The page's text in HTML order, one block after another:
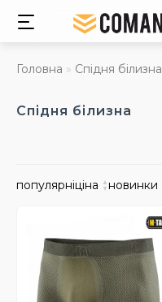
Головна Спідня білизна
Спідня білизна
популярніціна
▲
▼ новинки